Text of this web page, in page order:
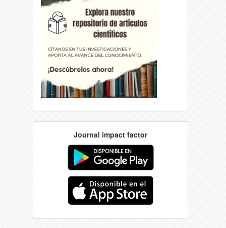
Journal impact factor